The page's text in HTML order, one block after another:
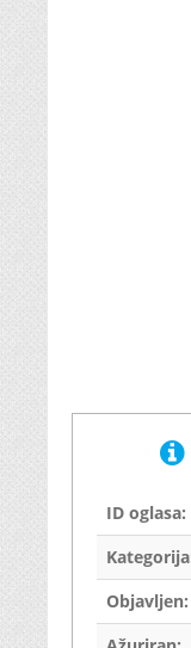
ID oglasa:
Objavljen: